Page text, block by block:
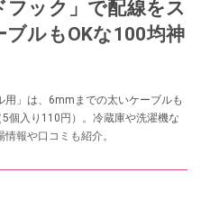
ック」で配線をス
ルもOKな100均神
」は、6mmまでの太いケーブルも
個入り110円）。冷蔵庫や洗濯機な
報や口コミも紹介。